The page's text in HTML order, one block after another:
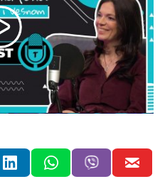
Play
Video